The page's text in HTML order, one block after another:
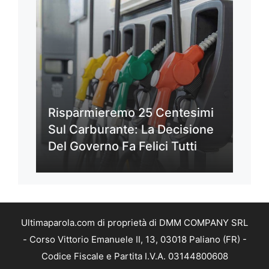
Risparmieremo 25 Centesimi
Sul Carburante: La Decisione
Del Governo Fa Felici Tutti
Ultimaparola.com di proprietà di DMM COMPANY SRL
- Corso Vittorio Emanuele II, 13, 03018 Paliano (FR) -
Codice Fiscale e Partita I.V.A. 03144800608